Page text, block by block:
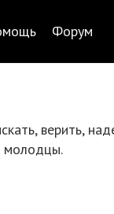
Форум
верить,
молодцы.